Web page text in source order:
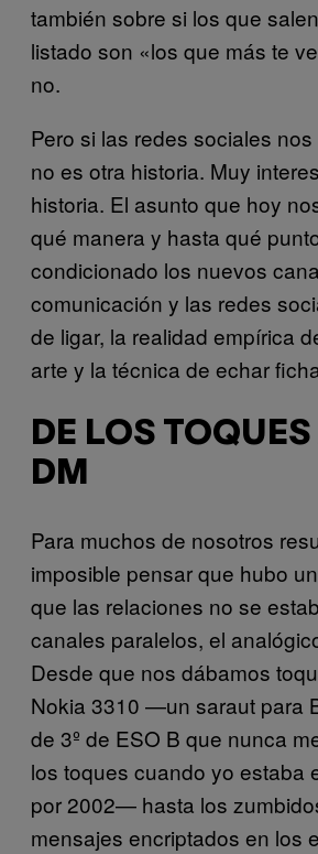
también sobre si los que
listado son «los que más te
no.
Pero si las redes sociales
no es otra historia. Muy
historia. El asunto que hoy
qué manera y hasta qué
condicionado los nuevos
comunicación y las redes
de ligar, la realidad empírica
arte y la técnica de echar
DE LOS
DM
Para muchos de nosotros
imposible pensar que hubo
que las relaciones no se
canales paralelos, el
Desde que nos dábamos
Nokia 3310 —un saraut para
de 3º de ESO B que nunca
los toques cuando yo estaba
por 2002— hasta los
mensajes encriptados en los